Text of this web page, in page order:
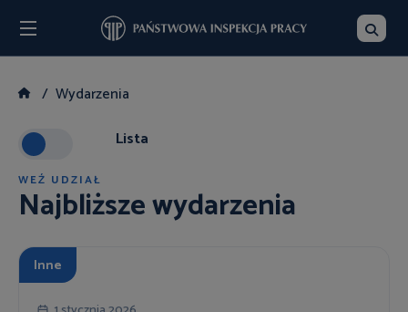
Wydarzenia
Lista
WEŹ UDZIAŁ
Najbliższe wydarzenia
Inne
Szukaj